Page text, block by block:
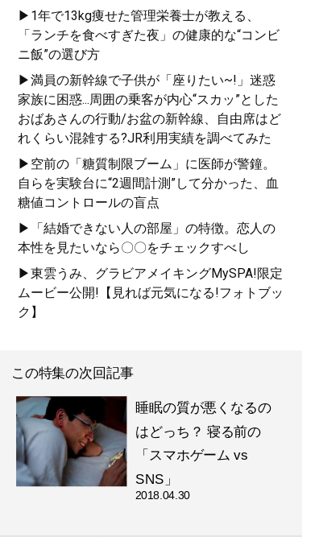
▶1年で13kg痩せた管理栄養士が教える、
「ランチを食べすぎた夜」の健康的な“コンビ
ニ飯”の選び方
▶満員の新幹線で子供が「座りたい~!」迷惑
家族に困惑...周囲の乗客が内心“スカッ”とした
おばあさんの行動/お盆の新幹線、自由席はど
れくらい混雑する?JR利用実績を調べてみた
▶空前の「糖質制限ブーム」に医師が警鐘。
自らを実験台に“2週間計測”して分かった、血
糖値コントロールの盲点
▶「結婚できない人の部屋」の特徴。恋人の
本性を見たいなら〇〇をチェックすべし
▶東雲うみ、グラビアメイキングMySPA!限定
ムービー公開!【見れば元気になる!フォトブッ
ク】
この特集の次回記事
睡眠の質が悪くなるの
はどっち？ 寝る前の
「スマホゲーム vs
SNS」
2018.04.30